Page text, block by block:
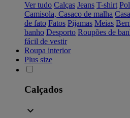
Ver tudo Calças Jeans T-shirt
Camisola, Casaco de malha
de fato Fatos Pijamas Meias
banho Desporto Roupões de
fácil de vestir
Roupa interior
Plus size
Calçados